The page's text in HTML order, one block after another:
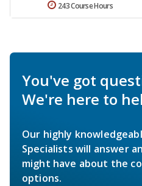
243 Course Hours
You've got
We're here to
Our highly
Specialists will answer
might have about the
options.